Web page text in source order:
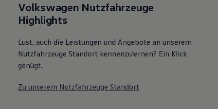
Volkswagen Nutzfahrzeuge
Highlights
Lust, auch die Leistungen und Angebote an unserem
Nutzfahrzeuge Standort kennenzulernen? Ein Klick
genügt.
Zu unserem Nutzfahrzeuge Standort